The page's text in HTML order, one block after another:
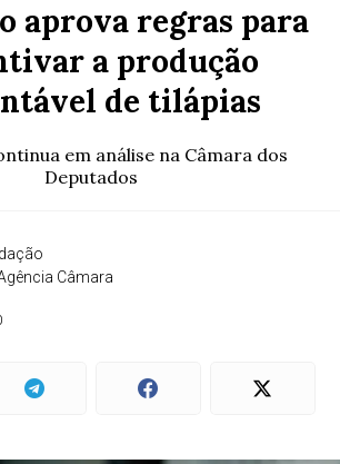
aprova regras para
a produção
de tilápias
em análise na Câmara dos
Deputados
Câmara